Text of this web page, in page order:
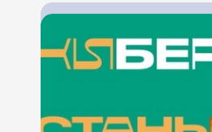
содержанию